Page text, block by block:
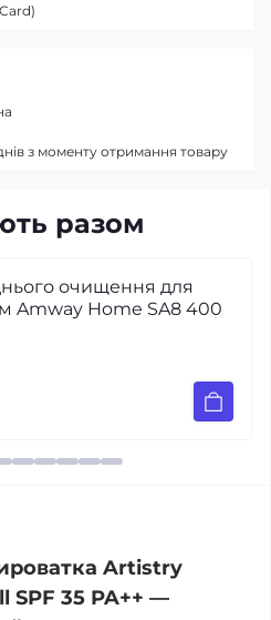
разом
очищення для
Amway Home SA8 400
Artistry
SPF 35 PA++ —
з моменту отримання товару